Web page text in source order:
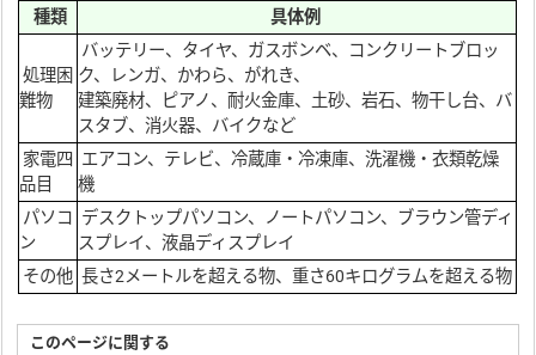
種類
具体例
処理困
難物
バッテリー、タイヤ、ガスボンベ、コンクリートブロッ
ク、レンガ、かわら、がれき、
建築廃材、ピアノ、耐火金庫、土砂、岩石、物干し台、バ
スタブ、消火器、バイクなど
家電四
品目
エアコン、テレビ、冷蔵庫・冷凍庫、洗濯機・衣類乾燥
機
パソコ
ン
デスクトップパソコン、ノートパソコン、ブラウン管ディ
スプレイ、液晶ディスプレイ
その他 長さ2メートルを超える物、重さ60キログラムを超える物
このページに関する